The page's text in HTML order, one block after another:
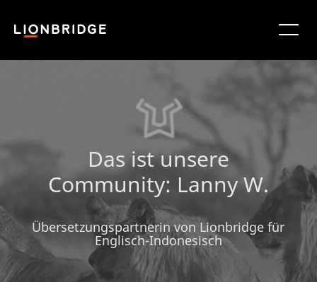
Das ist unsere
Community: Lanny W.
Übersetzungspartnerin von Lionbridge für
Englisch-Indonesisch